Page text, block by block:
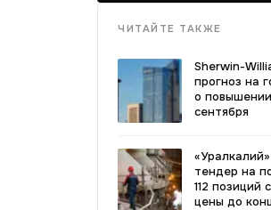
ЧИТАЙТЕ ТАКЖЕ
Sherwin-
прогноз на
о
сентября
тендер на
112 позиций
цены до